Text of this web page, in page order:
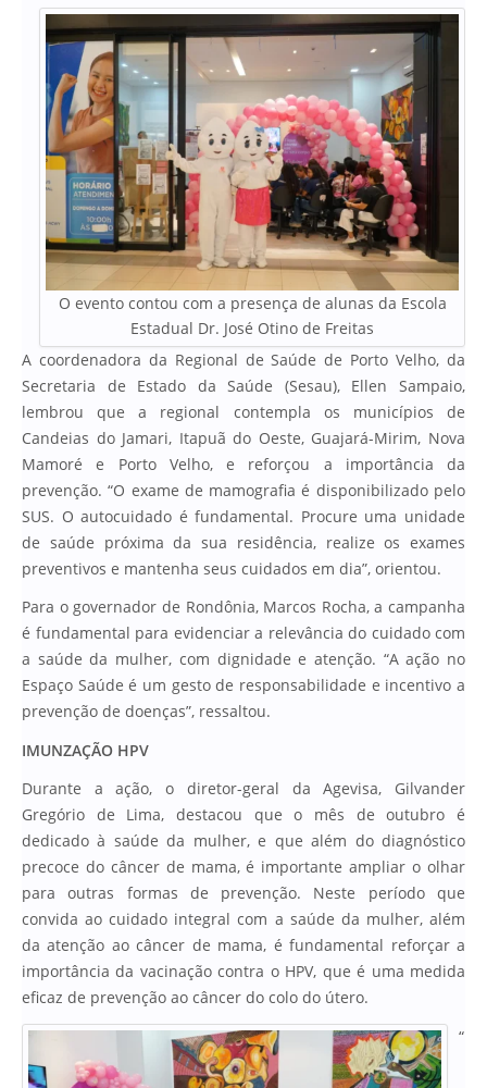
O evento contou com a presença de alunas da Escola
Estadual Dr. José Otino de Freitas
A coordenadora da Regional de Saúde de Porto Velho, da
Secretaria de Estado da Saúde (Sesau), Ellen Sampaio,
lembrou que a regional contempla os municípios de
Candeias do Jamari, Itapuã do Oeste, Guajará-Mirim, Nova
Mamoré e Porto Velho, e reforçou a importância da
prevenção. “O exame de mamografia é disponibilizado pelo
SUS. O autocuidado é fundamental. Procure uma unidade
de saúde próxima da sua residência, realize os exames
preventivos e mantenha seus cuidados em dia”, orientou.
Para o governador de Rondônia, Marcos Rocha, a campanha
é fundamental para evidenciar a relevância do cuidado com
a saúde da mulher, com dignidade e atenção. “A ação no
Espaço Saúde é um gesto de responsabilidade e incentivo a
prevenção de doenças”, ressaltou.
IMUNZAÇÃO HPV
Durante a ação, o diretor-geral da Agevisa, Gilvander
Gregório de Lima, destacou que o mês de outubro é
dedicado à saúde da mulher, e que além do diagnóstico
precoce do câncer de mama, é importante ampliar o olhar
para outras formas de prevenção. Neste período que
convida ao cuidado integral com a saúde da mulher, além
da atenção ao câncer de mama, é fundamental reforçar a
importância da vacinação contra o HPV, que é uma medida
eficaz de prevenção ao câncer do colo do útero.
“